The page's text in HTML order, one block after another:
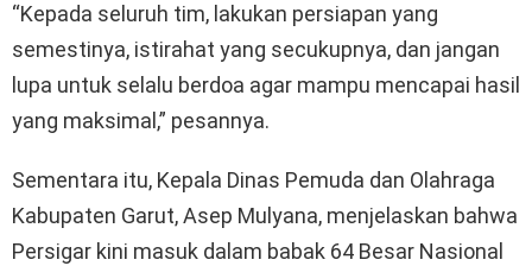
“Kepada seluruh tim, lakukan persiapan yang
semestinya, istirahat yang secukupnya, dan jangan
lupa untuk selalu berdoa agar mampu mencapai hasil
yang maksimal,” pesannya.
Sementara itu, Kepala Dinas Pemuda dan Olahraga
Kabupaten Garut, Asep Mulyana, menjelaskan bahwa
Persigar kini masuk dalam babak 64 Besar Nasional